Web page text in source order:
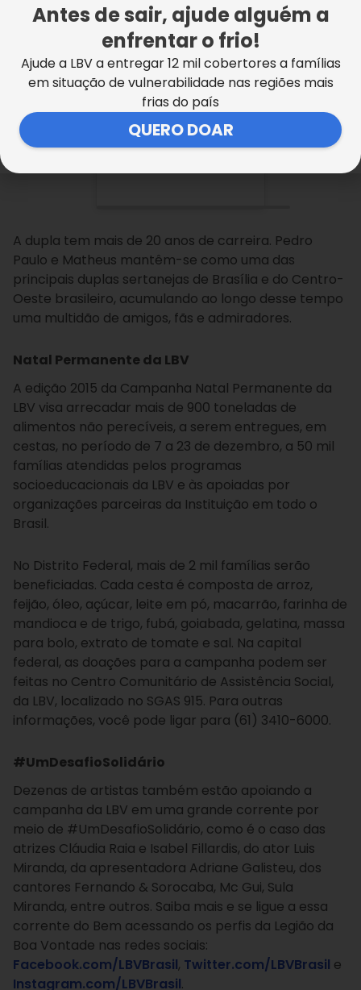
Um vídeo publicado por Pedro Paulo e Matheus
A dupla tem mais de 20 anos de carreira. Pedro
Paulo e Matheus mantêm-se como uma das
principais duplas sertanejas de Brasília e do Centro-
Oeste brasileiro, acumulando ao longo desse tempo
uma multidão de amigos, fãs e admiradores.
Natal Permanente da LBV
A edição 2015 da Campanha Natal Permanente da
LBV visa arrecadar mais de 900 toneladas de
alimentos não perecíveis, a serem entregues, em
cestas, no período de 7 a 23 de dezembro, a 50 mil
famílias atendidas pelos programas
socioeducacionais da LBV e às apoiadas por
organizações parceiras da Instituição em todo o
Brasil.
No Distrito Federal, mais de 2 mil famílias serão
beneficiadas. Cada cesta é composta de arroz,
feijão, óleo, açúcar, leite em pó, macarrão, farinha de
mandioca e de trigo, fubá, goiabada, gelatina, massa
para bolo, extrato de tomate e sal. Na capital
federal, as doações para a campanha podem ser
feitas no Centro Comunitário de Assistência Social,
da LBV, localizado no SGAS 915. Para outras
informações, você pode ligar para (61) 3410-6000.
#UmDesafioSolidário
Dezenas de artistas também estão apoiando a
campanha da LBV em uma grande corrente por
meio de #UmDesafioSolidário, como é o caso das
atrizes Cláudia Raia e Isabel Fillardis, do ator Luis
Miranda, da apresentadora Adriane Galisteu, dos
cantores Fernando & Sorocaba, Mc Gui, Sula
Miranda, entre outros. Saiba mais e se ligue a essa
corrente do Bem acessando os perfis da Legião da
Boa Vontade nas redes sociais:
Facebook.com/LBVBrasil, Twitter.com/LBVBrasil e
Instagram.com/LBVBrasil.
Antes de sair, ajude alguém a
enfrentar o frio!
Ajude a LBV a entregar 12 mil cobertores a famílias
em situação de vulnerabilidade nas regiões mais
frias do país
QUERO DOAR